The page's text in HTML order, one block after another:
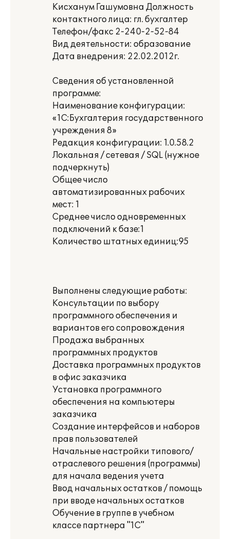
Кисханум Гашумовна Должность
контактного лица: гл. бухгалтер
Телефон/факс 2-240-2-52-84
Вид деятельности: образование
Дата внедрения: 22.02.2012г.
Сведения об установленной
программе:
Наименование конфигурации:
«1С:Бухгалтерия государственного
учреждения 8»
Редакция конфигурации: 1.0.58.2
Локальная / сетевая / SQL (нужное
подчеркнуть)
Общее число
автоматизированных рабочих
мест: 1
Среднее число одновременных
подключений к базе:1
Количество штатных единиц:95
Выполнены следующие работы:
Консультации по выбору
программного обеспечения и
вариантов его сопровождения
Продажа выбранных
программных продуктов
Доставка программных продуктов
в офис заказчика
Установка программного
обеспечения на компьютеры
заказчика
Создание интерфейсов и наборов
прав пользователей
Начальные настройки типового/
отраслевого решения (программы)
для начала ведения учета
Ввод начальных остатков / помощь
при вводе начальных остатков
Обучение в группе в учебном
классе партнера "1С"